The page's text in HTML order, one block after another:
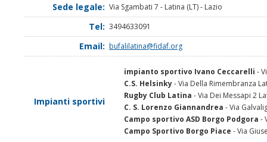
Sede legale: Via Sgambati 7 - Latina (LT) - Lazio
Tel: 3494633091
Email: bufalilatina@fidaf.org
Impianti sportivi
impianto sportivo Ivano Ceccarelli -
C.S. Helsinky- Via Della Rimembranza
Rugby Club Latina - Via Dei Messapi 2
C. S. Lorenzo Giannandrea - Via
Campo sportivo ASD Borgo Podgora -
Campo Sportivo Borgo Piace - Via